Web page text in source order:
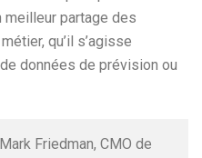
partage des
qu’il s’agisse
données de prévision ou
Friedman, CMO de